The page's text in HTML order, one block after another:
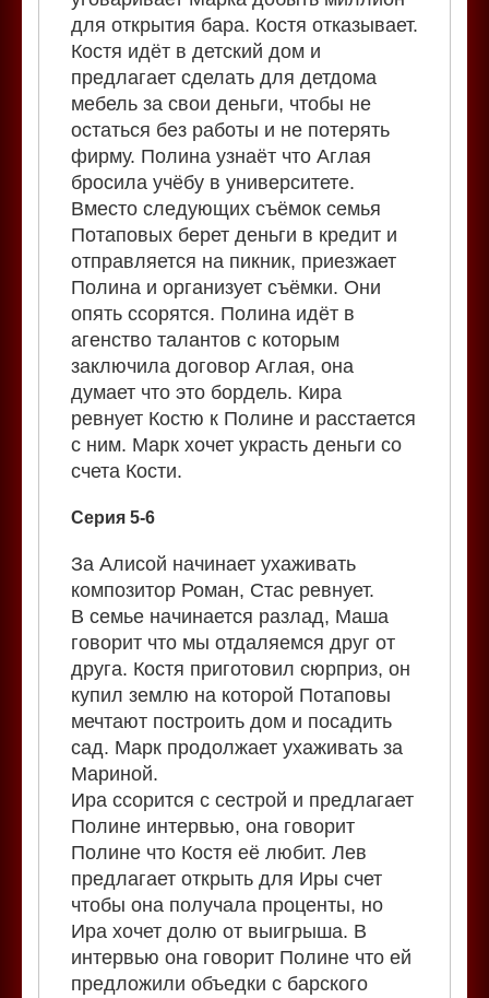
для открытия бара. Костя отказывает.
Костя идёт в детский дом и
предлагает сделать для детдома
мебель за свои деньги, чтобы не
остаться без работы и не потерять
фирму. Полина узнаёт что Аглая
бросила учёбу в университете.
Вместо следующих съёмок семья
Потаповых берет деньги в кредит и
отправляется на пикник, приезжает
Полина и организует съёмки. Они
опять ссорятся. Полина идёт в
агенство талантов с которым
заключила договор Аглая, она
думает что это бордель. Кира
ревнует Костю к Полине и расстается
с ним. Марк хочет украсть деньги со
счета Кости.
Серия 5-6
За Алисой начинает ухаживать
композитор Роман, Стас ревнует.
В семье начинается разлад, Маша
говорит что мы отдаляемся друг от
друга. Костя приготовил сюрприз, он
купил землю на которой Потаповы
мечтают построить дом и посадить
сад. Марк продолжает ухаживать за
Мариной.
Ира ссорится с сестрой и предлагает
Полине интервью, она говорит
Полине что Костя её любит. Лев
предлагает открыть для Иры счет
чтобы она получала проценты, но
Ира хочет долю от выигрыша. В
интервью она говорит Полине что ей
предложили объедки с барского